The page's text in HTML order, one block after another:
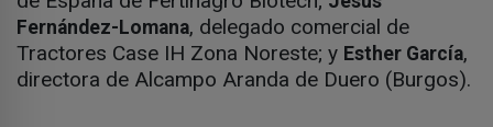
Fernández-Lomana, delegado comercial de
Tractores Case IH Zona Noreste; y Esther García,
directora de Alcampo Aranda de Duero (Burgos).